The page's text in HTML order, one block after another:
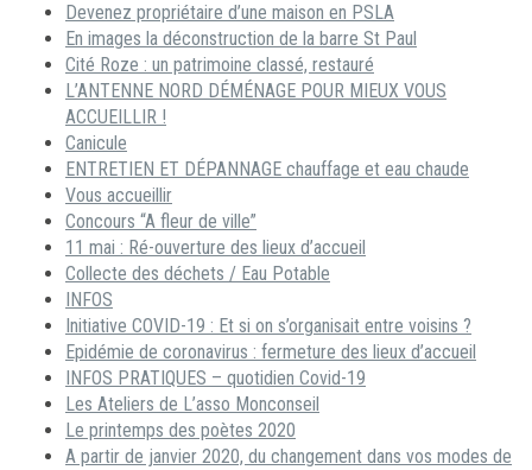
Devenez propriétaire d’une maison en PSLA
En images la déconstruction de la barre St Paul
Cité Roze : un patrimoine classé, restauré
L’ANTENNE NORD DÉMÉNAGE POUR MIEUX VOUS
ACCUEILLIR !
Canicule
ENTRETIEN ET DÉPANNAGE chauffage et eau chaude
Vous accueillir
Concours “A fleur de ville”
11 mai : Ré-ouverture des lieux d’accueil
Collecte des déchets / Eau Potable
INFOS
Initiative COVID-19 : Et si on s’organisait entre voisins ?
Epidémie de coronavirus : fermeture des lieux d’accueil
INFOS PRATIQUES – quotidien Covid-19
Les Ateliers de L’asso Monconseil
Le printemps des poètes 2020
A partir de janvier 2020, du changement dans vos modes de